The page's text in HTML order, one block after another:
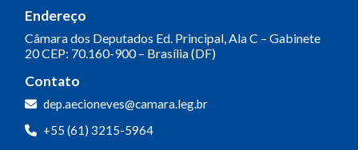
Endereço
Câmara dos Deputados Ed. Principal, Ala C – Gabinete
20CEP: 70.160-900 – Brasília (DF)
Contato
dep.aecioneves@camara.leg.br
+55 (61) 3215-5964